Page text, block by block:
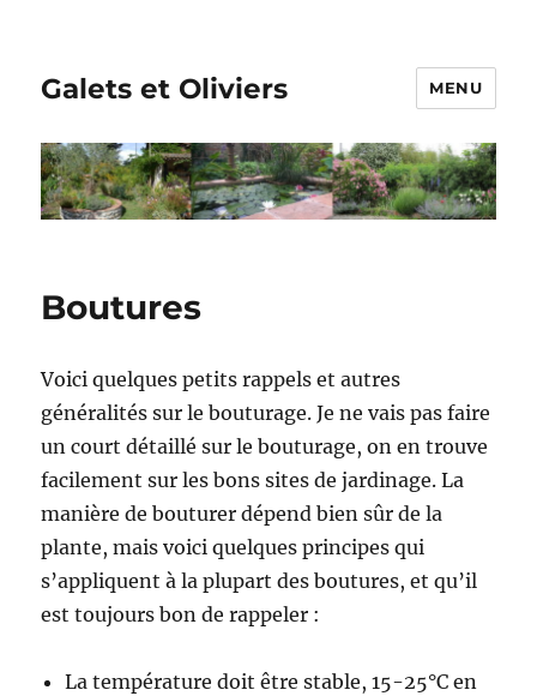
Galets et Oliviers MENU
Boutures
Voici quelques petits rappels et autres
généralités sur le bouturage. Je ne vais pas faire
un court détaillé sur le bouturage, on en trouve
facilement sur les bons sites de jardinage. La
manière de bouturer dépend bien sûr de la
plante, mais voici quelques principes qui
s’appliquent à la plupart des boutures, et qu’il
est toujours bon de rappeler :
La température doit être stable, 15-25°C en